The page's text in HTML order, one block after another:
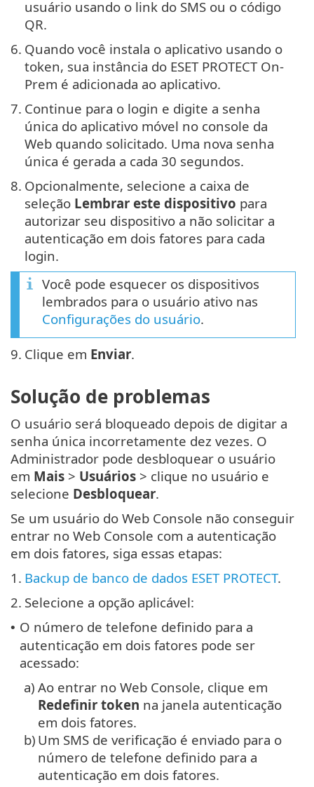
usuário usando o link do SMS ou o código
QR.
6. Quando você instala o aplicativo usando o
token, sua instância do ESET PROTECT On-
Prem é adicionada ao aplicativo.
7. Continue para o login e digite a senha
única do aplicativo móvel no console da
Web quando solicitado. Uma nova senha
única é gerada a cada 30 segundos.
8. Opcionalmente, selecione a caixa de
seleção Lembrar este dispositivo para
autorizar seu dispositivo a não solicitar a
autenticação em dois fatores para cada
login.
Você pode esquecer os dispositivos
lembrados para o usuário ativo nas
Configurações do usuário.
9. Clique em Enviar.
Solução de problemas
O usuário será bloqueado depois de digitar a
senha única incorretamente dez vezes. O
Administrador pode desbloquear o usuário
em Mais > Usuários > clique no usuário e
selecione Desbloquear.
Se um usuário do Web Console não conseguir
entrar no Web Console com a autenticação
em dois fatores, siga essas etapas:
1. Backup de banco de dados ESET PROTECT.
2. Selecione a opção aplicável:
• O número de telefone definido para a
autenticação em dois fatores pode ser
acessado:
a) Ao entrar no Web Console, clique em
Redefinir token na janela autenticação
em dois fatores.
b) Um SMS de verificação é enviado para o
número de telefone definido para a
autenticação em dois fatores.